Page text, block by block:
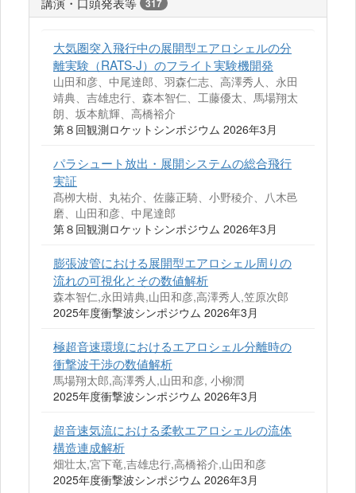
317
大気圏突入飛行中の展開型エアロシェルの分
離実験（RATS-J）のフライト実験機開発
山田和彦、中尾達郎、羽森仁志、高澤秀人、永田
靖典、吉雄忠行、森本智仁、工藤優太、馬場翔太
朗、坂本航輝、高橋裕介
第８回観測ロケットシンポジウム 2026年3月
パラシュート放出・展開システムの総合飛行
実証
髙栁大樹、丸祐介、佐藤正騎、小野稜介、八木邑
磨、山田和彦、中尾達郎
第８回観測ロケットシンポジウム 2026年3月
膨張波管における展開型エアロシェル周りの
流れの可視化とその数値解析
森本智仁,永田靖典,山田和彦,高澤秀人,笠原次郎
2025年度衝撃波シンポジウム 2026年3月
極超音速環境におけるエアロシェル分離時の
衝撃波干渉の数値解析
馬場翔太郎,高澤秀人,山田和彦, 小柳潤
2025年度衝撃波シンポジウム 2026年3月
超音速気流における柔軟エアロシェルの流体
構造連成解析
畑壮太,宮下竜,吉雄忠行,高橋裕介,山田和彦
2025年度衝撃波シンポジウム 2026年3月